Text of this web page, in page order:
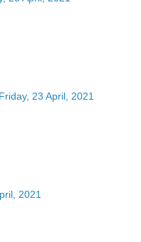
Friday, 23 April, 2021
2021